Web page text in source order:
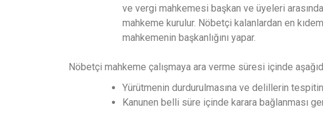
ve vergi mahkemesi başkan ve üyeleri
mahkeme kurulur. Nöbetçi kalanlardan en
mahkemenin başkanlığını yapar.
Nöbetçi mahkeme çalışmaya ara verme süresi içinde
Yürütmenin durdurulmasına ve delillerin
Kanunen belli süre içinde karara bağlanması